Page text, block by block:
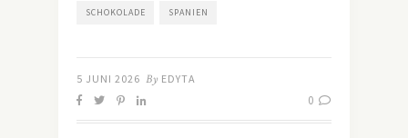
SCHOKOLADE SPANIEN
5 JUNI 2026 By EDYTA
0